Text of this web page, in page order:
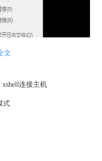
日志
置文件存放位置及文件
文
xshell连接主机
式